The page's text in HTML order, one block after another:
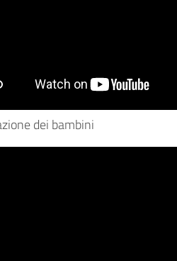
dei bambini